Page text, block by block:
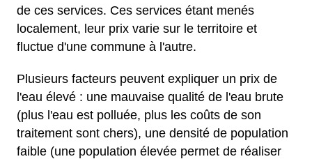
de ces services. Ces services étant menés
localement, leur prix varie sur le territoire et
fluctue d'une commune à l'autre.
Plusieurs facteurs peuvent expliquer un prix de
l'eau élevé : une mauvaise qualité de l'eau brute
(plus l'eau est polluée, plus les coûts de son
traitement sont chers), une densité de population
faible (une population élevée permet de réaliser